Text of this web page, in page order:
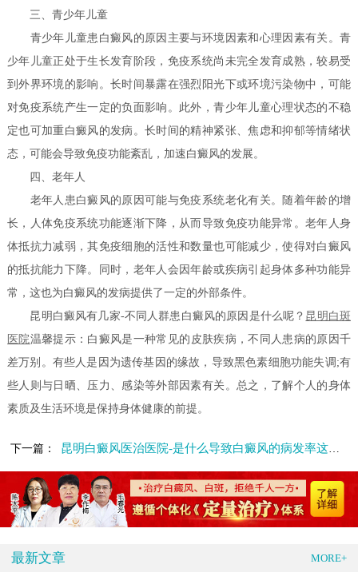
三、青少年儿童
青少年儿童患白癜风的原因主要与环境因素和心理因素有关。青
少年儿童正处于生长发育阶段，免疫系统尚未完全发育成熟，较易受
到外界环境的影响。长时间暴露在强烈阳光下或环境污染物中，可能
对免疫系统产生一定的负面影响。此外，青少年儿童心理状态的不稳
定也可加重白癜风的发病。长时间的精神紧张、焦虑和抑郁等情绪状
态，可能会导致免疫功能紊乱，加速白癜风的发展。
四、老年人
老年人患白癜风的原因可能与免疫系统老化有关。随着年龄的增
长，人体免疫系统功能逐渐下降，从而导致免疫功能异常。老年人身
体抵抗力减弱，其免疫细胞的活性和数量也可能减少，使得对白癜风
的抵抗能力下降。同时，老年人会因年龄或疾病引起身体多种功能异
常，这也为白癜风的发病提供了一定的外部条件。
昆明白癜风有几家-不同人群患白癜风的原因是什么呢？ 昆明白斑
医院温馨提示：白癜风是一种常见的皮肤疾病，不同人患病的原因千
差万别。有些人是因为遗传基因的缘故，导致黑色素细胞功能失调;有
些人则与日晒、压力、感染等外部因素有关。总之，了解个人的身体
素质及生活环境是保持身体健康的前提。
下一篇： 昆明白癜风医治医院-是什么导致白癜风的病发率这么高呢
最新文章 MORE+